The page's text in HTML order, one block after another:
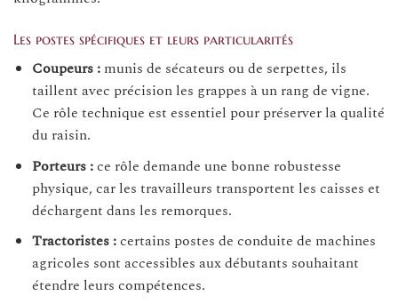
Les postes spécifiques et leurs particularités
Coupeurs :munis de sécateurs ou de serpettes, ils
taillent avec précision les grappes à un rang de vigne.
Ce rôle technique est essentiel pour préserver la qualité
du raisin.
Porteurs :ce rôle demande une bonne robustesse
physique, car les travailleurs transportent les caisses et
déchargent dans les remorques.
Tractoristes :certains postes de conduite de machines
agricoles sont accessibles aux débutants souhaitant
étendre leurs compétences.